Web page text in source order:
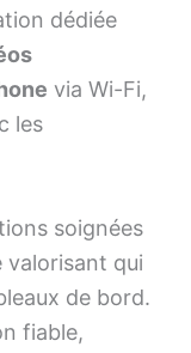
dédiée
via Wi-Fi,
les
soignées
qui
de bord.
fiable,